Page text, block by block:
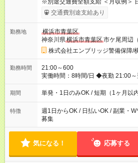
※別途交通費全額支給 ＜月収例＞
万円 ◆スタートダッシュに 入社祝金最大200，000円を支給！
研修手当(法定研修20時間)：24，
用の履歴を提出で、交通費全額支
もOK ◆日当保証 たとえ仕事が1時間で終わっても 日当は全額お
支払いします！ 業者さんと協力し
ど、お得……！ ◆その他 資格応援手当・隊長手当等 アルバイ
トから社員雇用までのキャリアア
用意しております☆ 【試
交通費別途支給あり
勤務地
横浜市青葉区
神奈川県横浜市青葉区市ケ尾周辺
株式会社エンブリッジ警備保障/
勤務時間
21:00～600
実働時間：8時間/日 ◆夜勤 21:00
勤務地により勤務時間は多少変動
る！ 希望の勤務日数がありました
期間 単発・1日のみOK / 短期（1ヶ月以内
特徴
週1日からOK / 日払いOK / 副業・
募集
気になる！ 応募する